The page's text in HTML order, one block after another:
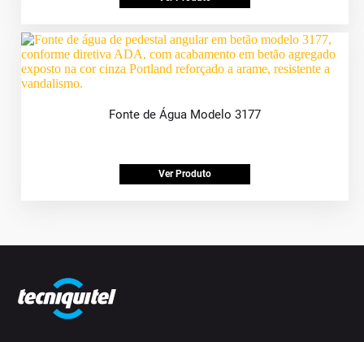
Fonte de Água Modelo 3177
Ver Produto